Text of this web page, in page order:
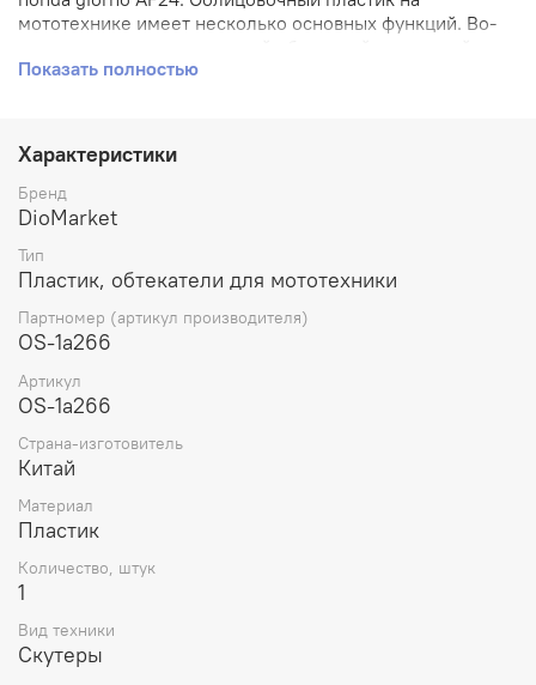
мототехнике имеет несколько основных функций. Во-
деталей мототехники, таких как двигатель, аккумулятор,
пыли, что может повредить их работу и снизить срок
службы. Во-вторых, облицовочный пластик придает
мототехнике эстетически приятный внешний вид. Он
может быть окрашен в различные цвета и иметь разные
соответствующий его предпочтениям. Кроме того,
пластик помогает защитить раму мототехники от
возможных царапин и повреждений. Наконец,
облицовочный пластик может играть роль
мототехники от сопротивления воздуха и
управляемости. Он способен создавать поток воздуха
экономичность и скоростные возможности. Таким
образом, облицовочный пластик имеет не только
практическую, но и эстетическую функции, делая его
более функциональным и привлекательным.
Показать полностью
Характеристики
Бренд
DioMarket
Тип
Пластик, обтекатели для мототехники
Партномер (артикул производителя)
OS-1a266
Артикул
OS-1a266
Страна-изготовитель
Китай
Материал
Пластик
Количество, штук
1
Вид техники
Скутеры